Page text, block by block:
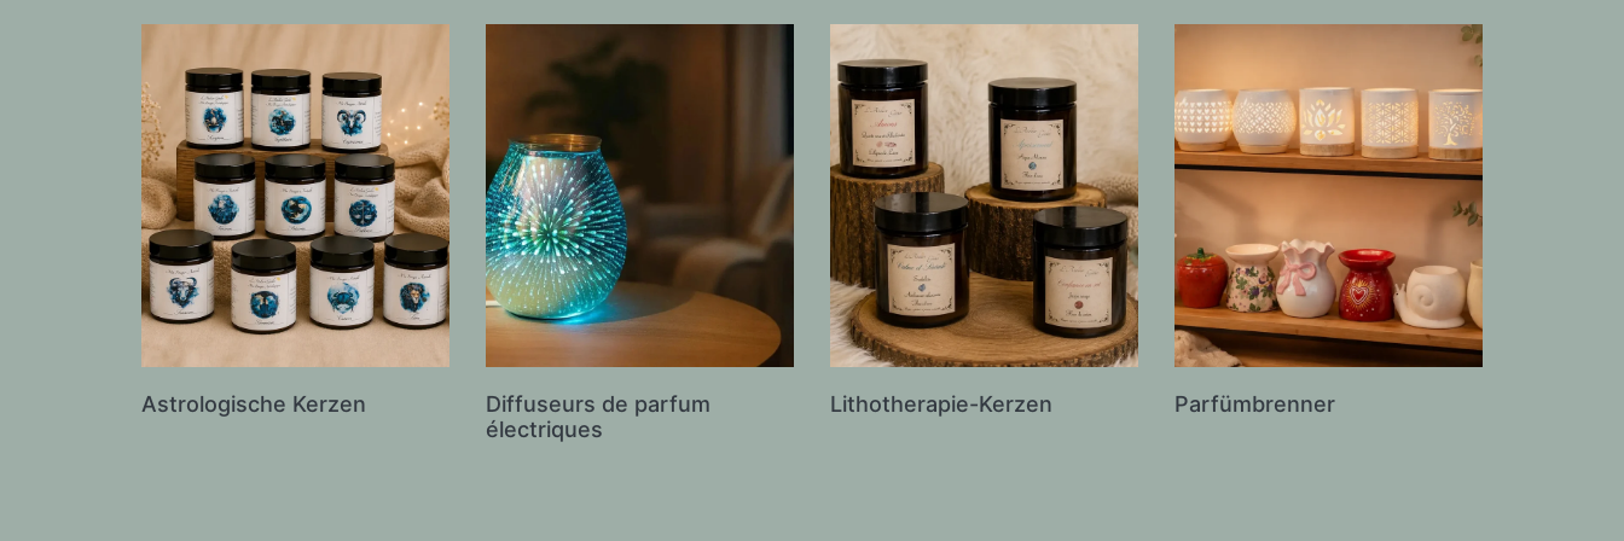
Astrologische Kerzen
Diffuseurs de parfum
électriques
Lithotherapie-Kerzen Parfümbrenner